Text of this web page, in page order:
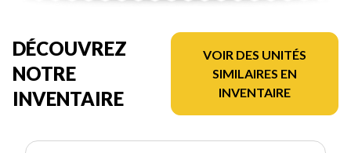
DÉCOUVREZ
NOTRE
INVENTAIRE
VOIR DES UNITÉS
SIMILAIRES EN
INVENTAIRE